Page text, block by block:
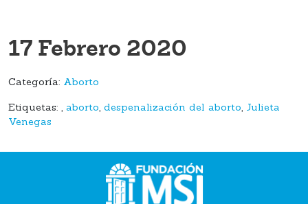
17 Febrero 2020
Categoría: Aborto
Etiquetas: , aborto, despenalización del aborto, Julieta
Venegas